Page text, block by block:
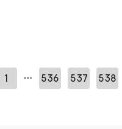
sivu
1 … 536 537 538